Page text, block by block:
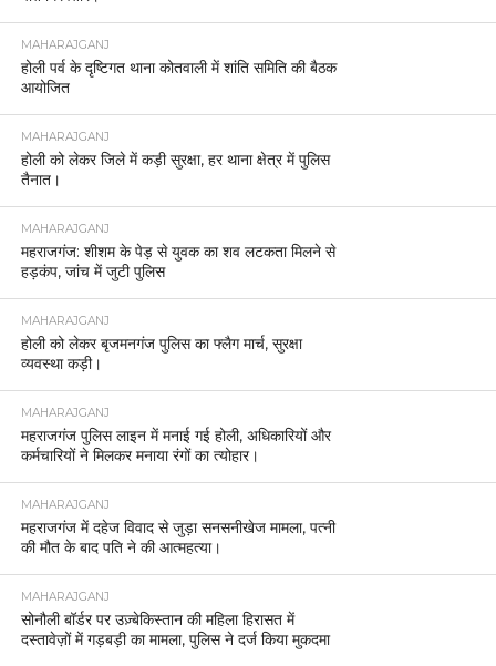
MAHARAJGANJ
होली पर्व के दृष्टिगत थाना कोतवाली में शांति समिति की बैठक
आयोजित
MAHARAJGANJ
होली को लेकर जिले में कड़ी सुरक्षा, हर थाना क्षेत्र में पुलिस
तैनात।
MAHARAJGANJ
महराजगंज: शीशम के पेड़ से युवक का शव लटकता मिलने से
हड़कंप, जांच में जुटी पुलिस
MAHARAJGANJ
होली को लेकर बृजमनगंज पुलिस का फ्लैग मार्च, सुरक्षा
व्यवस्था कड़ी।
MAHARAJGANJ
महराजगंज पुलिस लाइन में मनाई गई होली, अधिकारियों और
कर्मचारियों ने मिलकर मनाया रंगों का त्योहार।
MAHARAJGANJ
महराजगंज में दहेज विवाद से जुड़ा सनसनीखेज मामला, पत्नी
की मौत के बाद पति ने की आत्महत्या।
MAHARAJGANJ
सोनौली बॉर्डर पर उज़्बेकिस्तान की महिला हिरासत में
दस्तावेज़ों में गड़बड़ी का मामला, पुलिस ने दर्ज किया मुकदमा